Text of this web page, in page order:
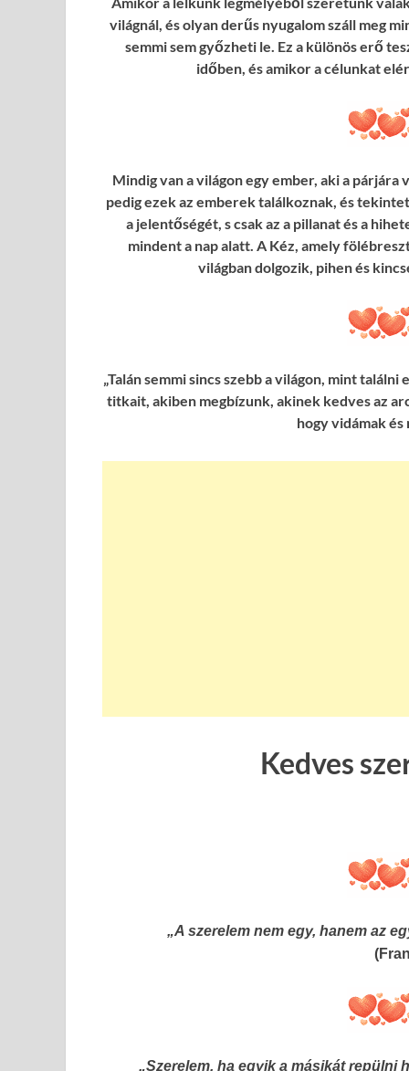
világnál, és olyan derűs nyugalom száll meg
semmi sem győzheti le. Ez a különös erő
időben, és amikor a célunkat
Mindig van a világon egy ember, aki a
pedig ezek az emberek találkoznak, és
a jelentőségét, s csak az a pillanat és a
mindent a nap alatt. A Kéz, amely
világban dolgozik, pihen és
„Talán semmi sincs szebb a világon, mint
titkait, akiben megbízunk, akinek kedves az
hogy vidámak és
Kedves
„A szerelem nem egy, hanem az
„Szerelem, ha egyik a másikát repülni